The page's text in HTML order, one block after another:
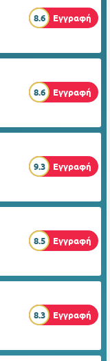
8.6 Εγγραφή
8.6 Εγγραφή
9.3 Εγγραφή
8.5 Εγγραφή
8.3 Εγγραφή